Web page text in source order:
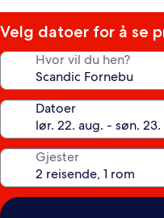
stjerner
Velg datoer for å se
Hvor vil du hen?
Datoer
Gjester